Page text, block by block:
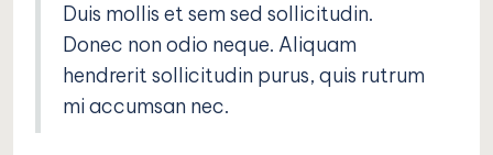
Duis mollis et sem sed sollicitudin.
Donec non odio neque. Aliquam
hendrerit sollicitudin purus, quis rutrum
mi accumsan nec.